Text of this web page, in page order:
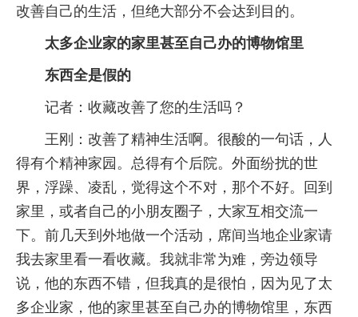
改善自己的生活，但绝大部分不会达到目的。
太多企业家的家里甚至自己办的博物馆里
东西全是假的
记者：收藏改善了您的生活吗？
王刚：改善了精神生活啊。很酸的一句话，人
得有个精神家园。总得有个后院。外面纷扰的世
界，浮躁、凌乱，觉得这个不对，那个不好。回到
家里，或者自己的小朋友圈子，大家互相交流一
下。前几天到外地做一个活动，席间当地企业家请
我去家里看一看收藏。我就非常为难，旁边领导
说，他的东西不错，但我真的是很怕，因为见了太
多企业家，他的家里甚至自己办的博物馆里，东西